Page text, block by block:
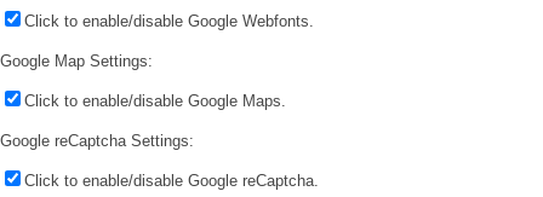
Click to enable/disable Google Webfonts.
Google Map Settings:
Click to enable/disable Google Maps.
Google reCaptcha Settings:
Click to enable/disable Google reCaptcha.